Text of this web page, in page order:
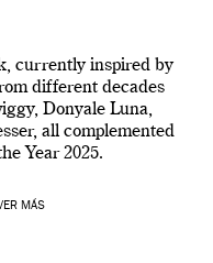
currently inspired by
different decades
Donyale Luna,
all complemented
Year 2025.
MÁS